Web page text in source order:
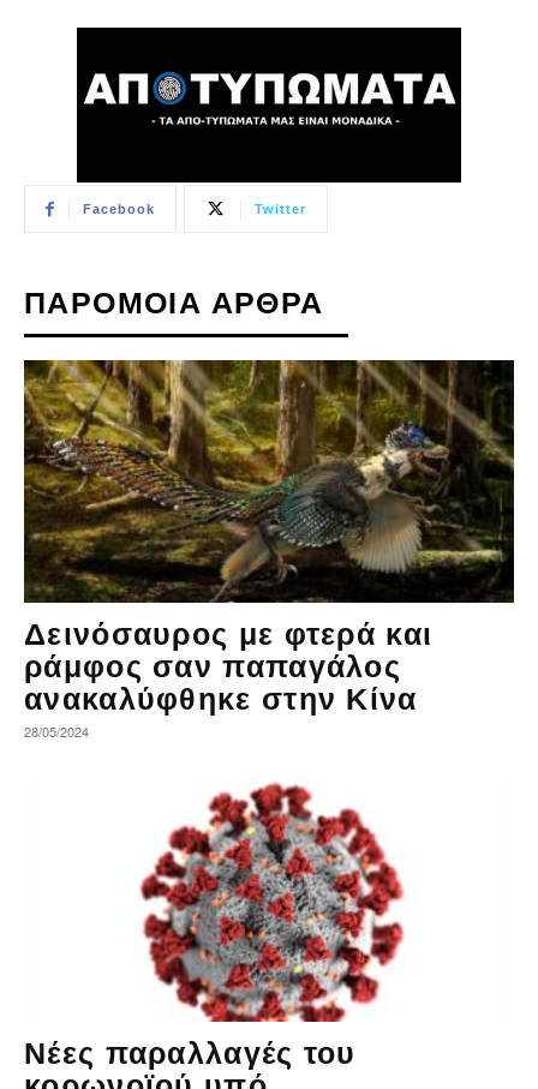
Facebook Twitter
ΠΑΡΟΜΟΙΑ ΑΡΘΡΑ
Δεινόσαυρος με φτερά και
ράμφος σαν παπαγάλος
ανακαλύφθηκε στην Κίνα
28/05/2024
Νέες παραλλαγές του